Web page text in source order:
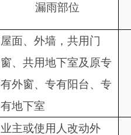
漏雨部位
屋面、外墙，共用门
窗、 共用地下室及原专
有外窗、专有阳台、专
有地下室
业主或使用人 改动外